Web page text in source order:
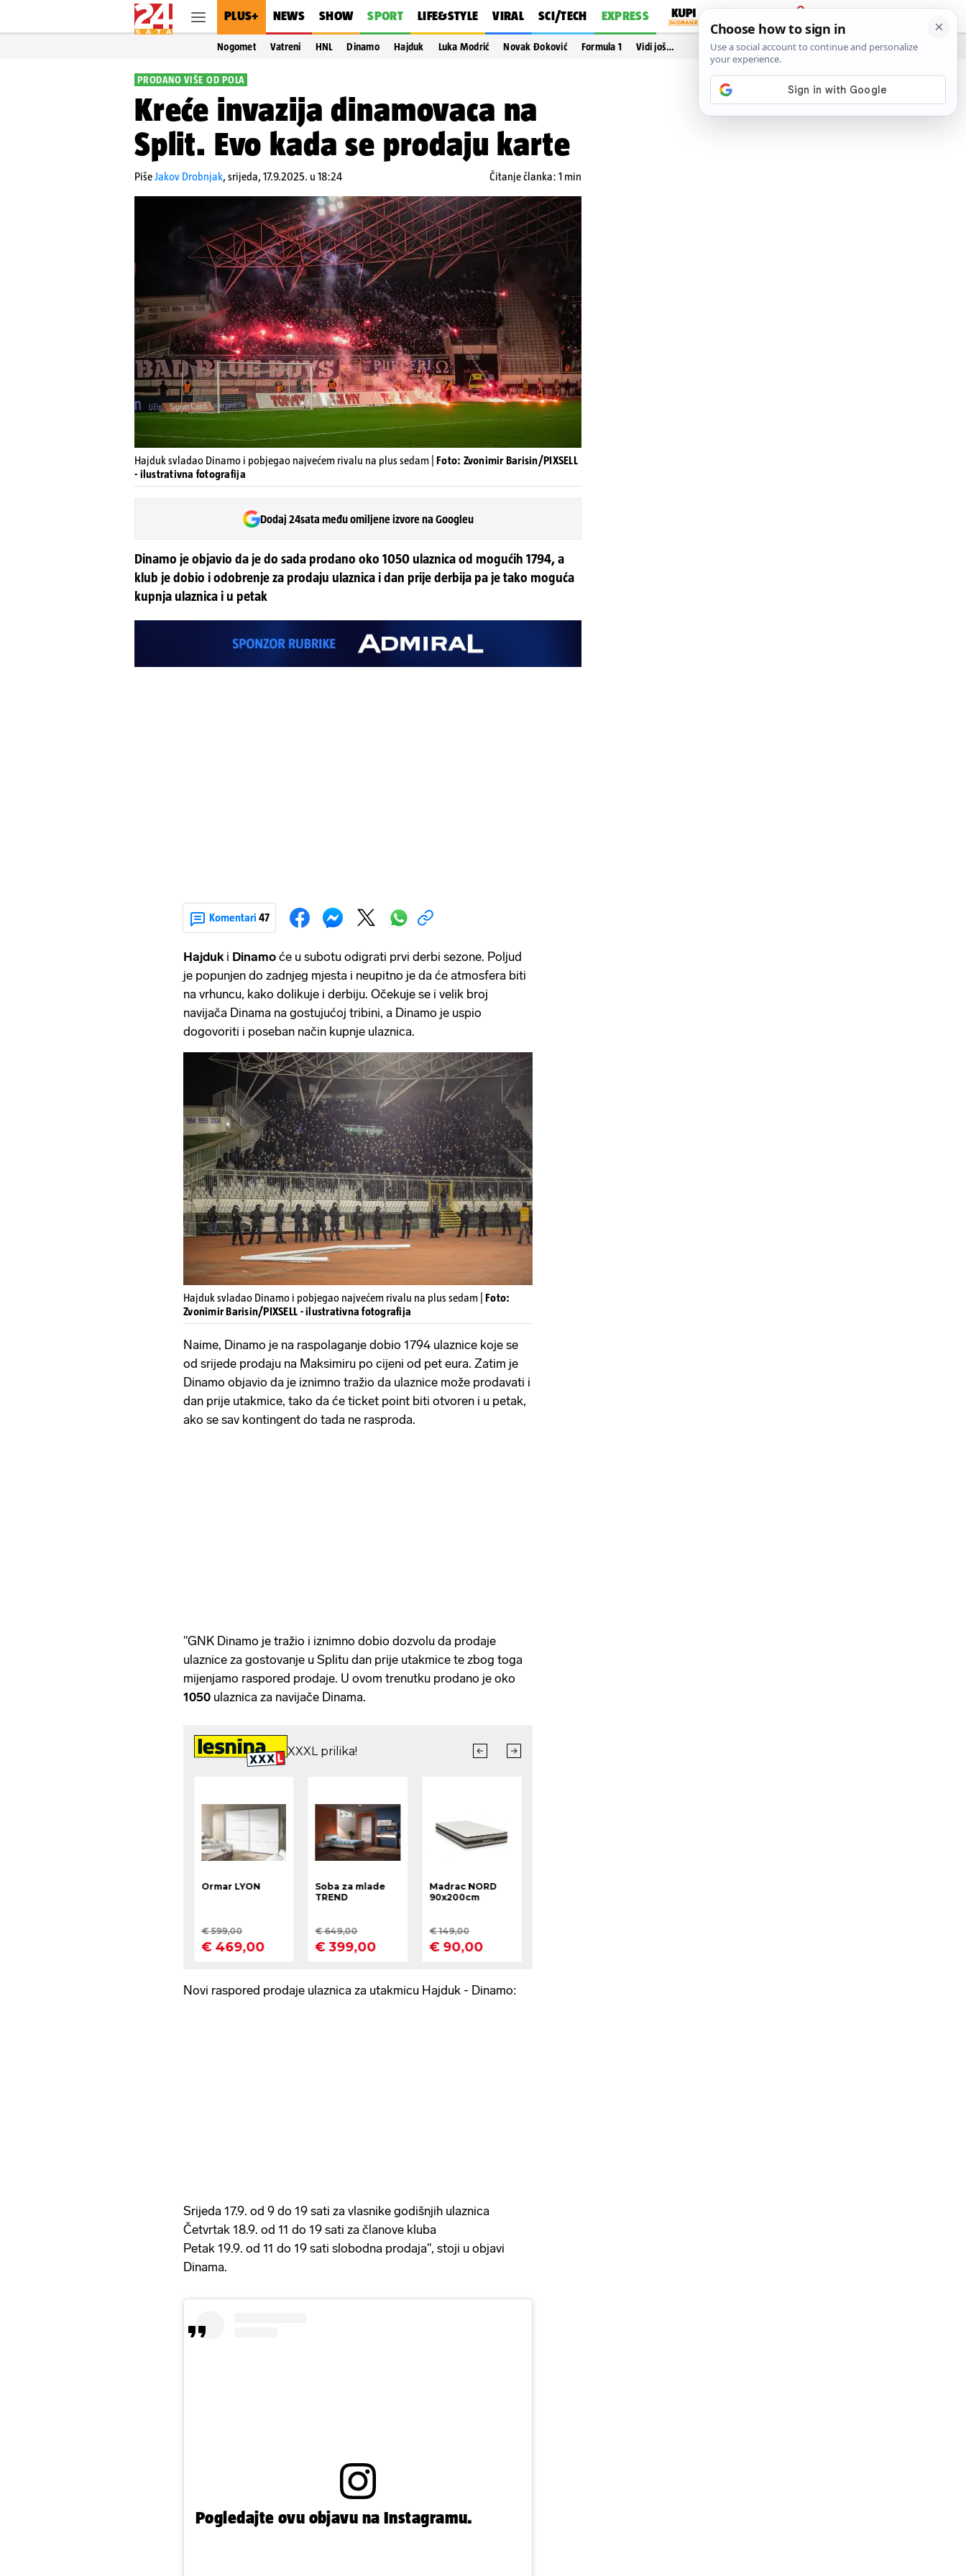
PLUS+ NEWS SHOW SPORT LIFE&STYLE VIRAL SCI/TECH EXPRESS
PRIJAVA
Nogomet Vatreni HNL Dinamo Hajduk Luka Modrić Novak Đoković Formula 1 Vidi još…
PRODANO VIŠE OD POLA
Kreće invazija dinamovaca na
Split. Evo kada se prodaju karte
PišeJakov Drobnjak,srijeda, 17.9.2025. u 18:24 Čitanje članka: 1 min
Hajduk svladao Dinamo i pobjegao najvećem rivalu na plus sedam | Foto: Zvonimir Barisin/PIXSELL
- ilustrativna fotografija
Dodaj 24sata među omiljene izvore na Googleu
Dinamo je objavio da je do sada prodano oko 1050 ulaznica od mogućih 1794, a
klub je dobio i odobrenje za prodaju ulaznica i dan prije derbija pa je tako moguća
kupnja ulaznica i u petak
Komentari 47
Hajduk i Dinamo će u subotu odigrati prvi derbi sezone. Poljud
je popunjen do zadnjeg mjesta i neupitno je da će atmosfera biti
na vrhuncu, kako dolikuje i derbiju. Očekuje se i velik broj
navijača Dinama na gostujućoj tribini, a Dinamo je uspio
dogovoriti i poseban način kupnje ulaznica.
Hajduk svladao Dinamo i pobjegao najvećem rivalu na plus sedam | Foto:
Zvonimir Barisin/PIXSELL - ilustrativna fotografija
Naime, Dinamo je na raspolaganje dobio 1794 ulaznice koje se
od srijede prodaju na Maksimiru po cijeni od pet eura. Zatim je
Dinamo objavio da je iznimno tražio da ulaznice može prodavati i
dan prije utakmice, tako da će ticket point biti otvoren i u petak,
ako se sav kontingent do tada ne rasproda.
"GNK Dinamo je tražio i iznimno dobio dozvolu da prodaje
ulaznice za gostovanje u Splitu dan prije utakmice te zbog toga
mijenjamo raspored prodaje. U ovom trenutku prodano je oko
1050 ulaznica za navijače Dinama.
Novi raspored prodaje ulaznica za utakmicu Hajduk - Dinamo:
Srijeda 17.9. od 9 do 19 sati za vlasnike godišnjih ulaznica
Četvrtak 18.9. od 11 do 19 sati za članove kluba
Petak 19.9. od 11 do 19 sati slobodna prodaja", stoji u objavi
Dinama.
Pogledajte ovu objavu na Instagramu.